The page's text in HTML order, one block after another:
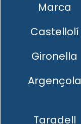
Marca
Castellolí
Gironella
Argençola
Taradell